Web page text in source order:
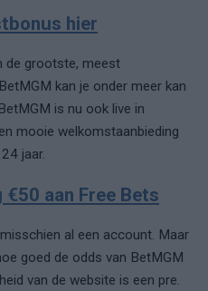
hier
de grootste, meest
kan je onder meer kan
is nu ook live in
mooie welkomstaanbieding
jaar.
aan Free Bets
al een account. Maar
goed de odds van BetMGM
van de website is een pre.